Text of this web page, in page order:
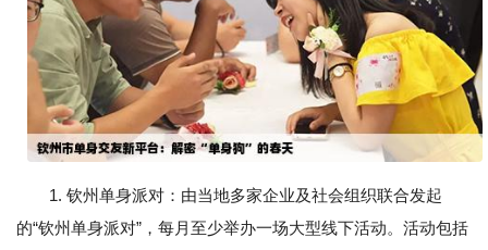
1. 钦州单身派对：由当地多家企业及社会组织联合发起
的“钦州单身派对”，每月至少举办一场大型线下活动。活动包括